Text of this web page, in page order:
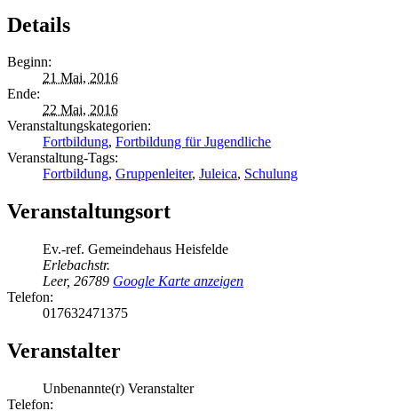
Details
Beginn:
21 Mai, 2016
Ende:
22 Mai, 2016
Veranstaltungskategorien:
Fortbildung, Fortbildung für Jugendliche
Veranstaltung-Tags:
Fortbildung, Gruppenleiter, Juleica, Schulung
Veranstaltungsort
Ev.-ref. Gemeindehaus Heisfelde
Erlebachstr.
Leer, 26789 Google Karte anzeigen
Telefon:
017632471375
Veranstalter
Unbenannte(r) Veranstalter
Telefon: